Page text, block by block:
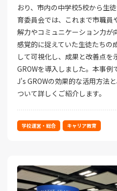
おり、市内の中学校5校から生
育委員会では、これまで市職員
解力やコミュニケーション力が
感覚的に捉えていた生徒たちの
して可視化し、成果と改善点
GROWを導入しました。本事例
J's GROWの効果的な活用方法
ついて詳しくご紹介します。
学校運営・総合 キャリア教育